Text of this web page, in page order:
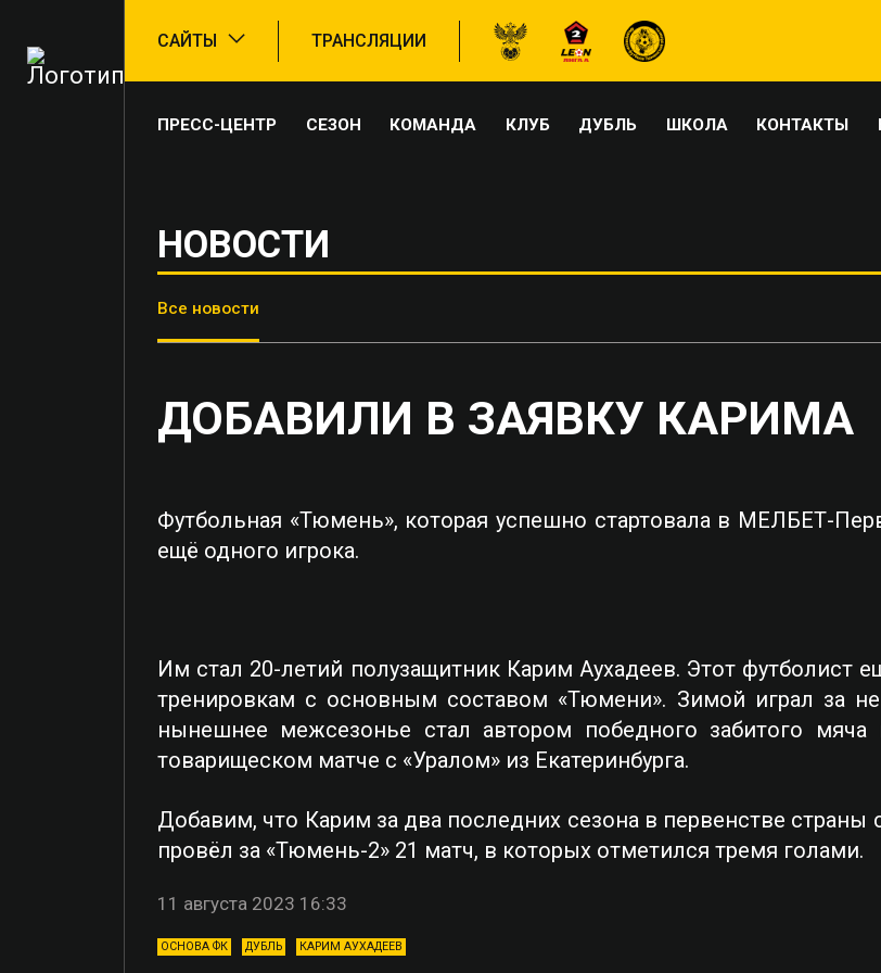
САЙТЫ ТРАНСЛЯЦИИ
ПРЕСС-ЦЕНТР СЕЗОН КОМАНДА КЛУБ ДУБЛЬ ШКОЛА КОНТАКТЫ
НОВОСТИ
Все новости
ДОБАВИЛИ В ЗАЯВКУ КАРИМА
Футбольная «Тюмень», которая успешно стартовала в МЕЛБЕТ-
ещё одного игрока.
Им стал 20-летий полузащитник Карим Аухадеев. Этот футболист
тренировкам с основным составом «Тюмени». Зимой играл за
нынешнее межсезонье стал автором победного забитого
товарищеском матче с «Уралом» из Екатеринбурга.
Добавим, что Карим за два последних сезона в первенстве страны
провёл за «Тюмень-2» 21 матч, в которых отметился тремя голами.
11 августа 2023 16:33
ОСНОВА ФК ДУБЛЬ КАРИМ АУХАДЕЕВ